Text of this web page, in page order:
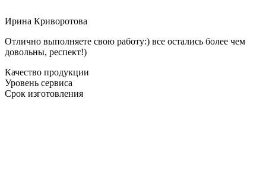
Ирина Криворотова
Отлично выполняете свою работу:) все остались более чем
довольны, респект!)
Качество продукции
Уровень сервиса
Срок изготовления